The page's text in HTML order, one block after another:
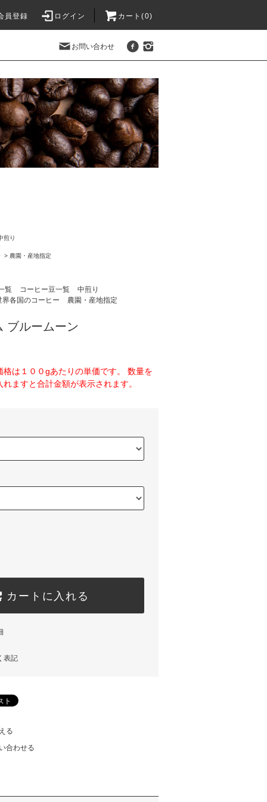
員登録 ログイン カート(0)
お問い合わせ
煎り
> 農園・産地指定
覧 コーヒー豆一覧
中煎り
界各国のコーヒー 農園・産地指定
ルームーン
は１００gあたりの単価です。 数量を
ますと合計金額が表示されます。
カートに入れる
表記
る
合わせる